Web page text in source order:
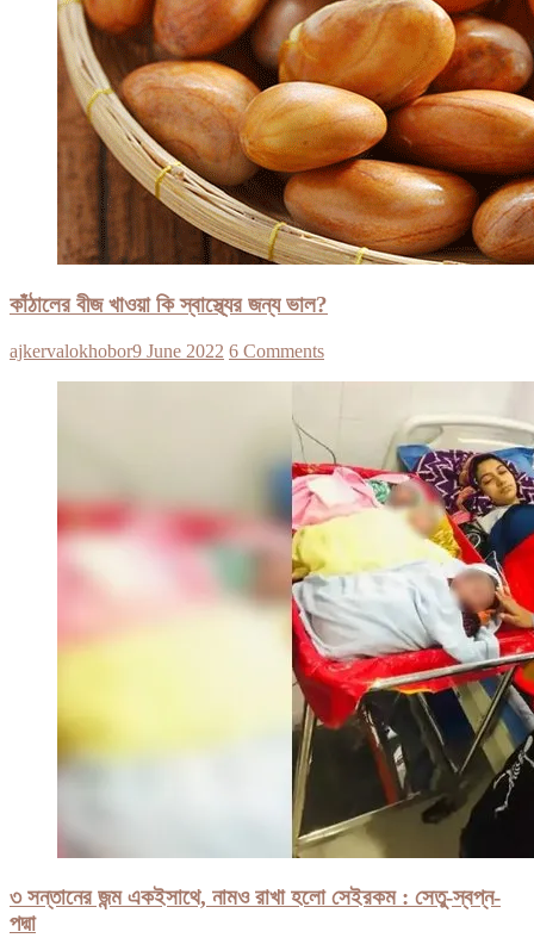
কাঁঠালের বীজ খাওয়া কি স্বাস্থ্যের জন্য ভাল?
ajkervalokhobor9 June 2022 6 Comments
৩ সন্তানের জন্ম একইসাথে, নামও রাখা হলো সেইরকম : সেতু-স্বপ্ন-
পদ্মা